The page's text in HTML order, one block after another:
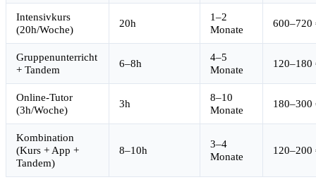
Intensivkurs
(20h/Woche)
20h
1–2
Monate
600–720
Gruppenunterricht
+ Tandem
6–8h
4–5
Monate
120–180
Online-Tutor
(3h/Woche)
3h
8–10
Monate
180–300
Kombination
(Kurs + App +
Tandem)
8–10h
3–4
Monate
120–200